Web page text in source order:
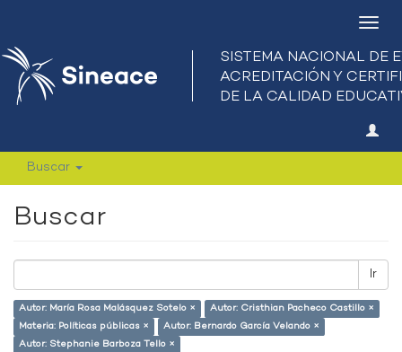
Buscar
Buscar
Ir
Autor: María Rosa Malásquez Sotelo ×
Autor: Cristhian Pacheco Castillo ×
Materia: Políticas públicas ×
Autor: Bernardo García Velando ×
Autor: Stephanie Barboza Tello ×